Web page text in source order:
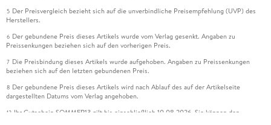
5 Der Preisvergleich bezieht sich auf die unverbindliche Preisempfehlung (UVP) des
Herstellers.
6 Der gebundene Preis dieses Artikels wurde vom Verlag gesenkt. Angaben zu
Preissenkungen beziehen sich auf den vorherigen Preis.
7 Die Preisbindung dieses Artikels wurde aufgehoben. Angaben zu Preissenkungen
beziehen sich auf den letzten gebundenen Preis.
8 Der gebundene Preis dieses Artikels wird nach Ablauf des auf der Artikelseite
dargestellten Datums vom Verlag angehoben.
12 Ihr Gutschein SOMMER13 gilt bis einschließlich 10.08.2026. Sie können den